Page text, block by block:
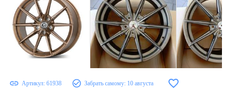
Артикул: 61938 Забрать самому: 10 августа